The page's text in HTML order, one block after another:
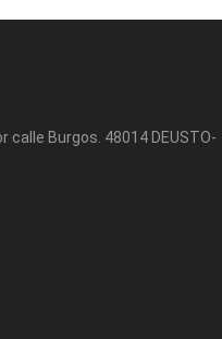
Burgos. 48014 DEUSTO-